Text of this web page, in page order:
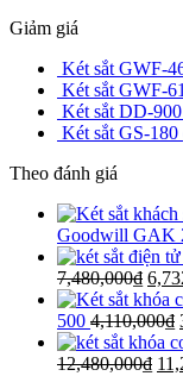
Giảm giá
Két sắt GWF-
Két sắt GWF-
Két sắt DD-
Két sắt GS-
Theo đánh giá
Goodwill GAK
7,480,000₫
500 4,110,000₫
12,480,000₫